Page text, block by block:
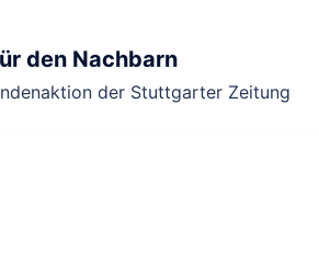
den Nachbarn
der Stuttgarter Zeitung